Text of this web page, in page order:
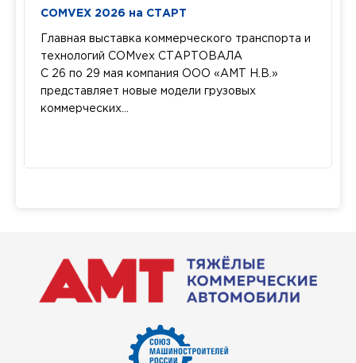
COMVEX 2026 на СТАРТ
Главная выставка коммерческого транспорта и
технологий COMvex СТАРТОВАЛА
С 26 по 29 мая компания ООО «АМТ Н.В.»
представляет новые модели грузовых
коммерческих...